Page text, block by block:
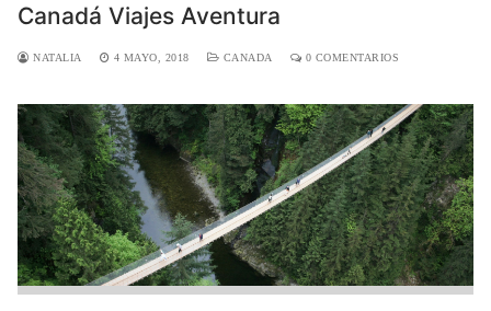
Canadá Viajes Aventura
NATALIA 4 MAYO, 2018 CANADA 0 COMENTARIOS